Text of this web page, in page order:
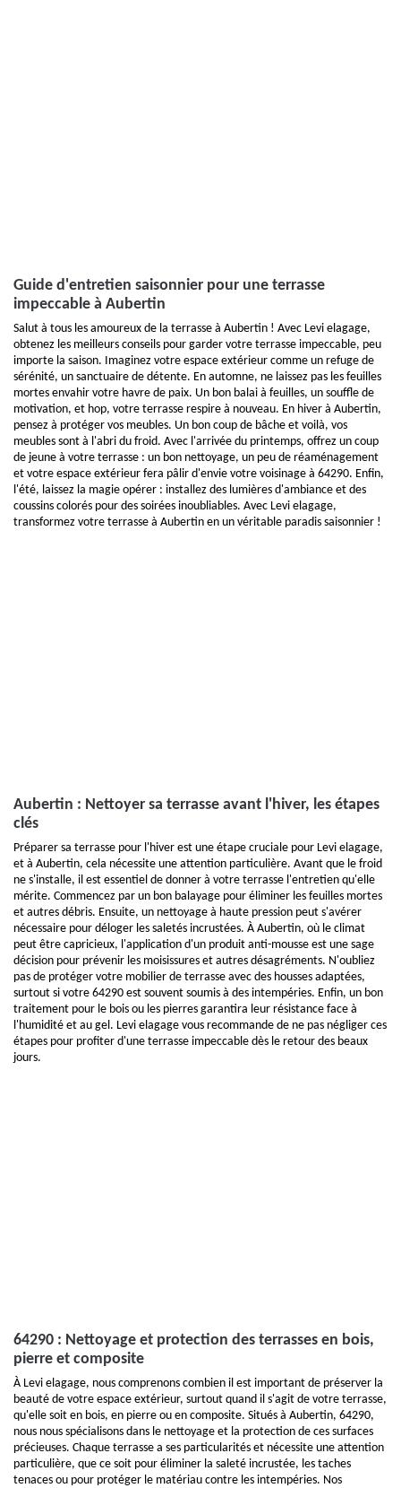
Guide d'entretien saisonnier pour une terrasse
impeccable à Aubertin
Salut à tous les amoureux de la terrasse à Aubertin ! Avec Levi elagage,
obtenez les meilleurs conseils pour garder votre terrasse impeccable, peu
importe la saison. Imaginez votre espace extérieur comme un refuge de
sérénité, un sanctuaire de détente. En automne, ne laissez pas les feuilles
mortes envahir votre havre de paix. Un bon balai à feuilles, un souffle de
motivation, et hop, votre terrasse respire à nouveau. En hiver à Aubertin,
pensez à protéger vos meubles. Un bon coup de bâche et voilà, vos
meubles sont à l'abri du froid. Avec l'arrivée du printemps, offrez un coup
de jeune à votre terrasse : un bon nettoyage, un peu de réaménagement
et votre espace extérieur fera pâlir d'envie votre voisinage à 64290. Enfin,
l'été, laissez la magie opérer : installez des lumières d'ambiance et des
coussins colorés pour des soirées inoubliables. Avec Levi elagage,
transformez votre terrasse à Aubertin en un véritable paradis saisonnier !
Aubertin : Nettoyer sa terrasse avant l'hiver, les étapes
clés
Préparer sa terrasse pour l'hiver est une étape cruciale pour Levi elagage,
et à Aubertin, cela nécessite une attention particulière. Avant que le froid
ne s'installe, il est essentiel de donner à votre terrasse l'entretien qu'elle
mérite. Commencez par un bon balayage pour éliminer les feuilles mortes
et autres débris. Ensuite, un nettoyage à haute pression peut s'avérer
nécessaire pour déloger les saletés incrustées. À Aubertin, où le climat
peut être capricieux, l'application d'un produit anti-mousse est une sage
décision pour prévenir les moisissures et autres désagréments. N'oubliez
pas de protéger votre mobilier de terrasse avec des housses adaptées,
surtout si votre 64290 est souvent soumis à des intempéries. Enfin, un bon
traitement pour le bois ou les pierres garantira leur résistance face à
l'humidité et au gel. Levi elagage vous recommande de ne pas négliger ces
étapes pour profiter d'une terrasse impeccable dès le retour des beaux
jours.
64290 : Nettoyage et protection des terrasses en bois,
pierre et composite
À Levi elagage, nous comprenons combien il est important de préserver la
beauté de votre espace extérieur, surtout quand il s'agit de votre terrasse,
qu'elle soit en bois, en pierre ou en composite. Situés à Aubertin, 64290,
nous nous spécialisons dans le nettoyage et la protection de ces surfaces
précieuses. Chaque terrasse a ses particularités et nécessite une attention
particulière, que ce soit pour éliminer la saleté incrustée, les taches
tenaces ou pour protéger le matériau contre les intempéries. Nos